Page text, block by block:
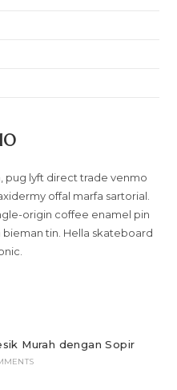
pug lyft direct trade venmo
offal marfa sartorial.
origin coffee enamel pin
tin. Hella skateboard
Murah dengan Sopir